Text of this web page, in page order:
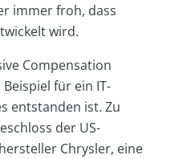
immer froh, dass
wird.
Compensation
für ein IT-
entstanden ist. Zu
der US-
Chrysler, eine